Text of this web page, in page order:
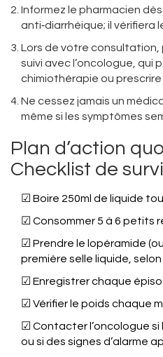
Informez le pharmacien
anti‑diarrhéique; il vérifiera
Lors de votre
suivi avec l’oncologue, qui
chimiothérapie ou
Ne cessez jamais un
même si les symptômes
Plan d’action
Checklist de
☑ Boire 250ml de liquide
☑ Consommer 5 à 6 petits
☑ Prendre le lopéramide
première selle liquide,
☑ Enregistrer chaque
☑ Vérifier le poids chaque
☑ Contacter l’oncologue si
ou si des signes d’alarme